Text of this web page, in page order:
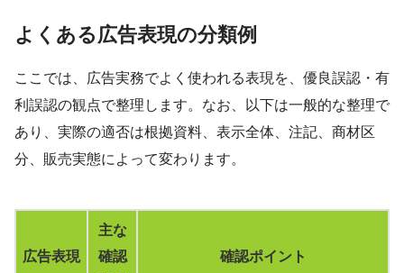
よくある広告表現の分類例
ここでは、広告実務でよく使われる表現を、優良誤認・有
利誤認の観点で整理します。なお、以下は一般的な整理で
あり、実際の適否は根拠資料、表示全体、注記、商材区
分、販売実態によって変わります。
広告表現
主な
確認
確認ポイント